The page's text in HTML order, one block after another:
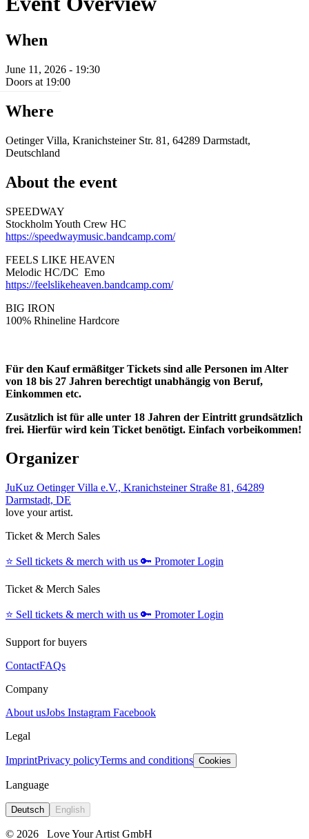
When
June 11, 2026 - 19:30
Doors at 19:00
Where
Oetinger Villa, Kranichsteiner Str. 81, 64289 Darmstadt,
Deutschland
About the event
SPEEDWAY
Stockholm Youth Crew HC
https://speedwaymusic.bandcamp.com/
FEELS LIKE HEAVEN
Melodic HC/DC Emo
https://feelslikeheaven.bandcamp.com/
BIG IRON
100% Rhineline Hardcore
Für den Kauf ermäßitger Tickets sind alle Personen im Alter
von 18 bis 27 Jahren berechtigt unabhängig von Beruf,
Einkommen etc.
Zusätzlich ist für alle unter 18 Jahren der Eintritt grundsätzlich
frei. Hierfür wird kein Ticket benötigt. Einfach vorbeikommen!
Organizer
JuKuz Oetinger Villa e.V., Kranichsteiner Straße 81, 64289
Darmstadt, DE
love your artist.
Ticket & Merch Sales
⭐️ Sell tickets & merch with us 🔑 Promoter Login
Ticket & Merch Sales
⭐️ Sell tickets & merch with us 🔑 Promoter Login
Support for buyers
ContactFAQs
Company
About usJobs Instagram Facebook
Legal
ImprintPrivacy policyTerms and conditions Cookies
Language
Deutsch English
© 2026 Love Your Artist GmbH